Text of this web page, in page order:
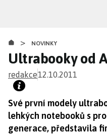
obsahu
> NOVINKY
Ultrabooky od
redakce12.10.2011
Své první modely
lehkých notebooků s
generace, představila